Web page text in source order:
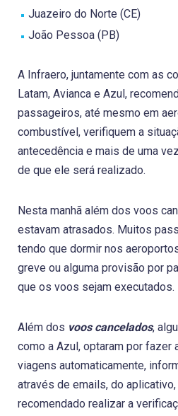
Juazeiro do Norte (CE)
João Pessoa (PB)
A Infraero, juntamente com as
Latam, Avianca e Azul,
passageiros, até mesmo em
combustível, verifiquem a
antecedência e mais de uma
de que ele será realizado.
Nesta manhã além dos voos
estavam atrasados. Muitos
tendo que dormir nos
greve ou alguma provisão por
que os voos sejam executados.
Além dos voos cancelados,
como a Azul, optaram por fazer
viagens automaticamente,
através de emails, do
recomendado realizar a